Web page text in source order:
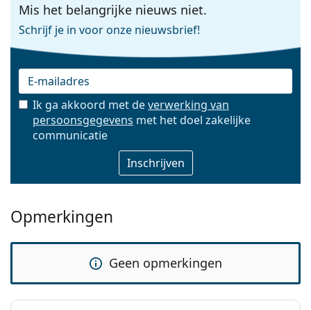
Mis het belangrijke nieuws niet.
Schrijf je in voor onze nieuwsbrief!
E-mail
Ik ga akkoord met deverwerking van
persoonsgegevens met het doel zakelijke
communicatie
Opmerkingen
Geen opmerkingen